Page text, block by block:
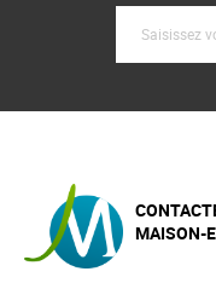
MAISON-